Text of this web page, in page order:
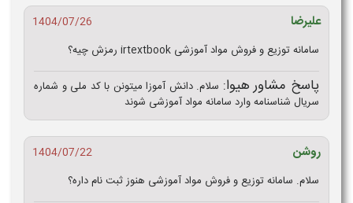
علیرضا
1404/07/26
سامانه توزیع و فروش مواد آموزشی irtextbook رمزش چیه؟
پاسخ مشاور هیوا: سلام. دانش آموزا میتونن با کد ملی و شماره
سریال شناسنامه وارد سامانه مواد آموزشی شوند
روشن
1404/07/22
سلام. سامانه توزیع و فروش مواد آموزشی هنوز ثبت نام داره؟